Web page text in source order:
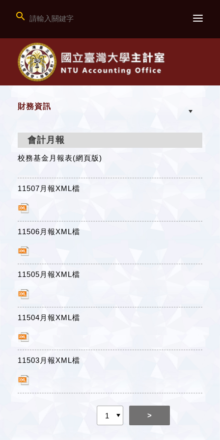

財務資訊
會計月報
校務基金月報表(網頁版)
11507月報XML檔
11506月報XML檔
11505月報XML檔
11504月報XML檔
11503月報XML檔
>